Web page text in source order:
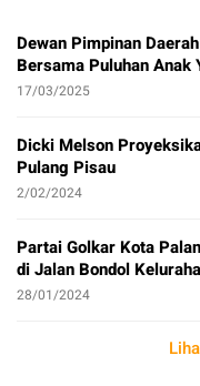
Dewan Pimpinan
Bersama Puluhan Anak
17/03/2025
Dicki Melson
Pulang Pisau
2/02/2024
Partai Golkar Kota
di Jalan Bondol
28/01/2024